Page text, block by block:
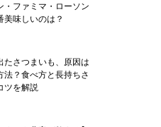
・ファミマ・ローソン
美味しいのは？
たさつまいも、原因は
法？食べ方と長持ちさ
ツを解説